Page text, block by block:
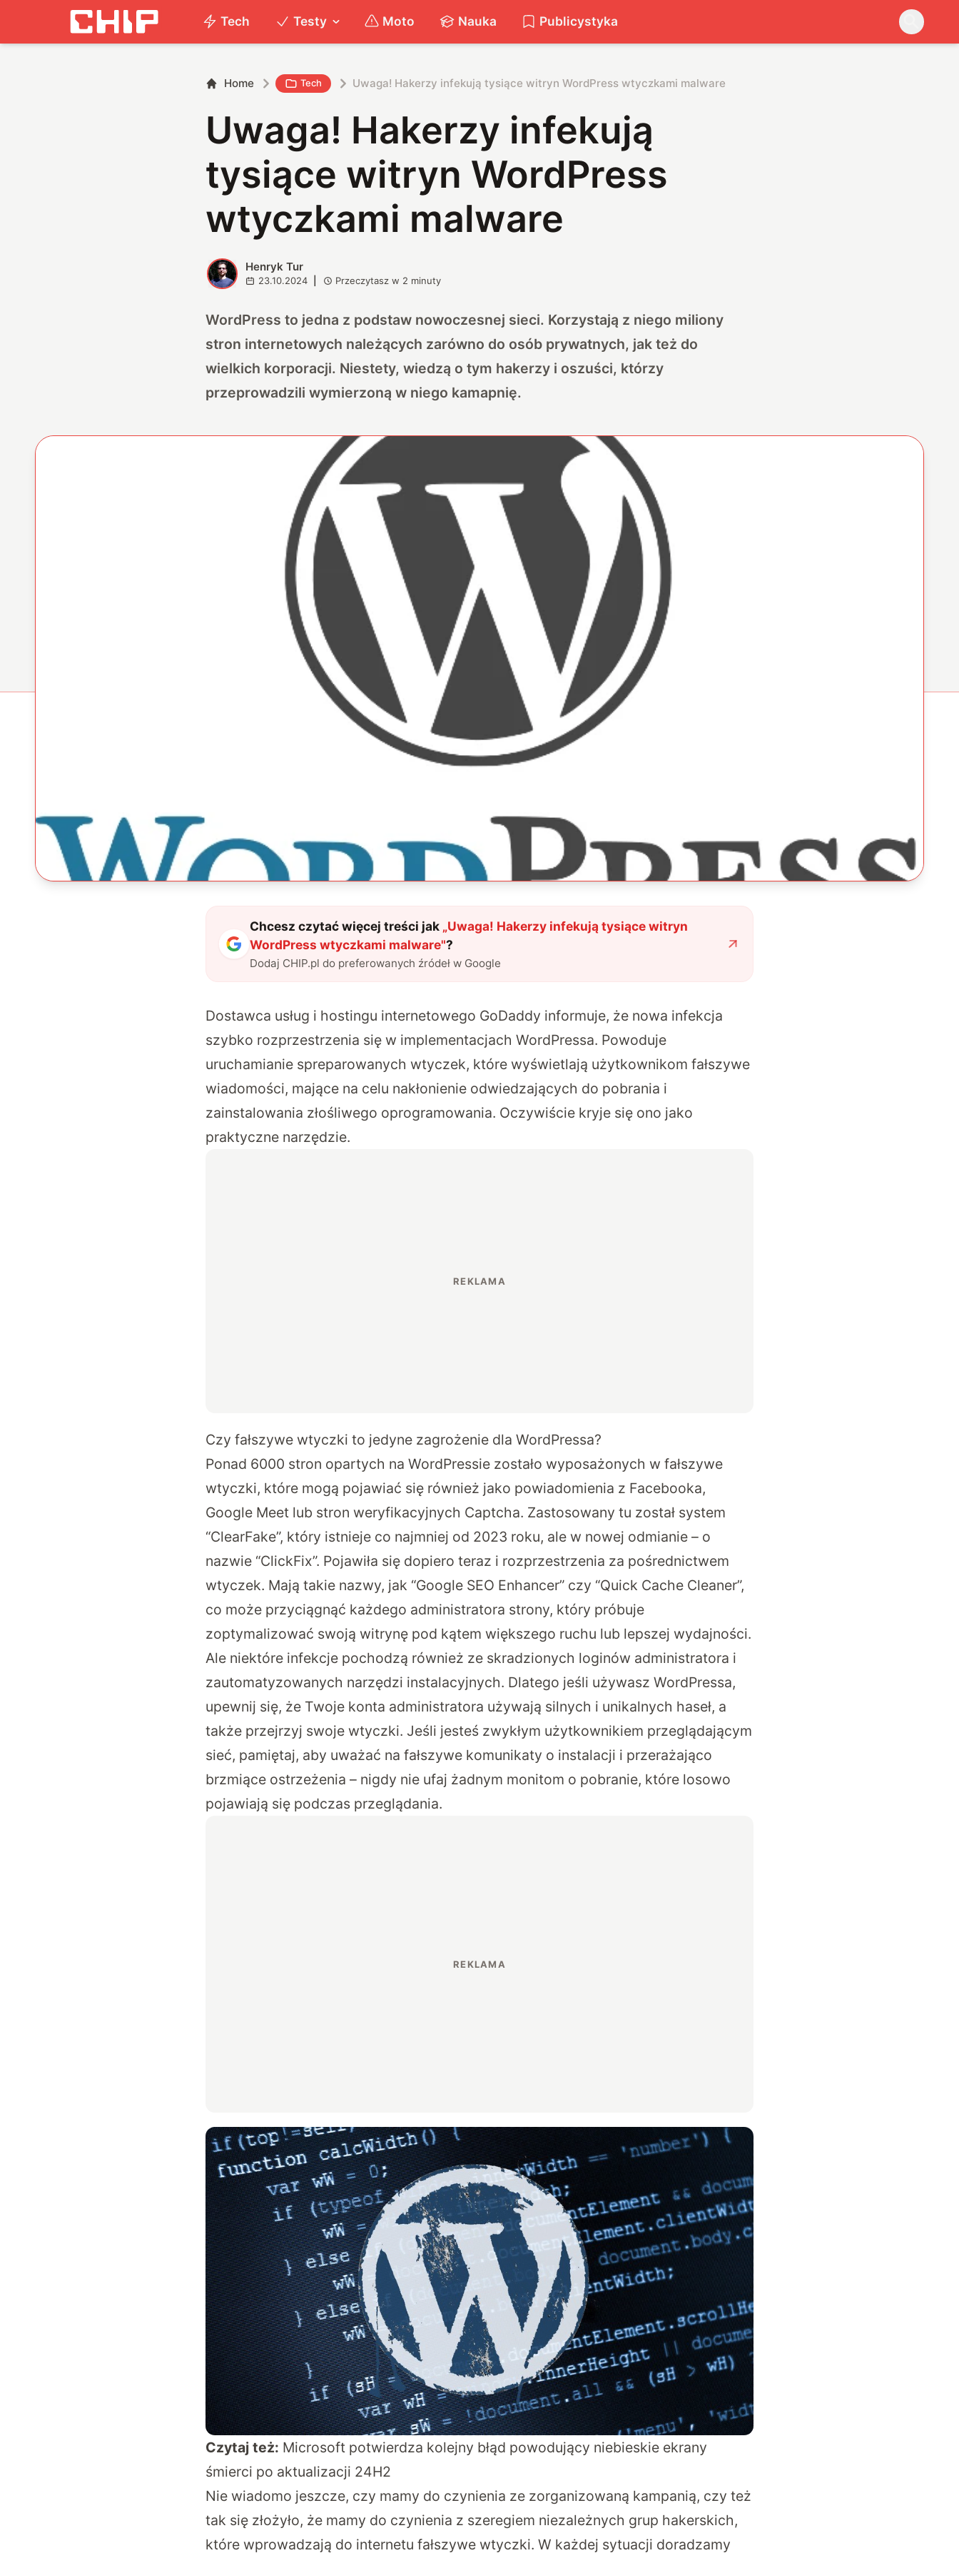
Tech Testy Moto Nauka Publicystyka
Home Tech Uwaga! Hakerzy infekują tysiące witryn WordPress wtyczkami malware
Uwaga! Hakerzy infekują
tysiące witryn WordPress
wtyczkami malware
H Henryk Tur
23.10.2024 Przeczytasz w 2 minuty
WordPress to jedna z podstaw nowoczesnej sieci. Korzystają z niego miliony
stron internetowych należących zarówno do osób prywatnych, jak też do
wielkich korporacji. Niestety, wiedzą o tym hakerzy i oszuści, którzy
przeprowadzili wymierzoną w niego kamapnię.
Chcesz czytać więcej treści jak „Uwaga! Hakerzy infekują tysiące witryn
WordPress wtyczkami malware"?
Dodaj CHIP.pl do preferowanych źródeł w Google
Dostawca usług i hostingu internetowego GoDaddy informuje, że nowa infekcja
szybko rozprzestrzenia się w implementacjach WordPressa. Powoduje
uruchamianie spreparowanych wtyczek, które wyświetlają użytkownikom fałszywe
wiadomości, mające na celu nakłonienie odwiedzających do pobrania i
zainstalowania złośliwego oprogramowania. Oczywiście kryje się ono jako
praktyczne narzędzie.
Czy fałszywe wtyczki to jedyne zagrożenie dla WordPressa?
Ponad 6000 stron opartych na WordPressie zostało wyposażonych w fałszywe
wtyczki, które mogą pojawiać się również jako powiadomienia z Facebooka,
Google Meet lub stron weryfikacyjnych Captcha. Zastosowany tu został system
“ClearFake”, który istnieje co najmniej od 2023 roku, ale w nowej odmianie – o
nazwie “ClickFix”. Pojawiła się dopiero teraz i rozprzestrzenia za pośrednictwem
wtyczek. Mają takie nazwy, jak “Google SEO Enhancer” czy “Quick Cache Cleaner”,
co może przyciągnąć każdego administratora strony, który próbuje
zoptymalizować swoją witrynę pod kątem większego ruchu lub lepszej wydajności.
Ale niektóre infekcje pochodzą również ze skradzionych loginów administratora i
zautomatyzowanych narzędzi instalacyjnych. Dlatego jeśli używasz WordPressa,
upewnij się, że Twoje konta administratora używają silnych i unikalnych haseł, a
także przejrzyj swoje wtyczki. Jeśli jesteś zwykłym użytkownikiem przeglądającym
sieć, pamiętaj, aby uważać na fałszywe komunikaty o instalacji i przerażająco
brzmiące ostrzeżenia – nigdy nie ufaj żadnym monitom o pobranie, które losowo
pojawiają się podczas przeglądania.
Czytaj też: Microsoft potwierdza kolejny błąd powodujący niebieskie ekrany
śmierci po aktualizacji 24H2
Nie wiadomo jeszcze, czy mamy do czynienia ze zorganizowaną kampanią, czy też
tak się złożyło, że mamy do czynienia z szeregiem niezależnych grup hakerskich,
które wprowadzają do internetu fałszywe wtyczki. W każdej sytuacji doradzamy